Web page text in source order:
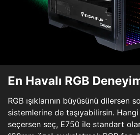
En Havalı RGB
RGB ışıklarının büyüsünü dilersen
sistemlerine de taşıyabilirsin.
seçersen seç, E750 ile standart